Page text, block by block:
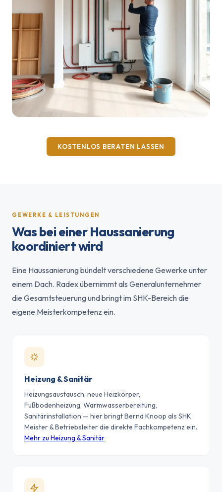
KOSTENLOS BERATEN LASSEN
GEWERKE & LEISTUNGEN
Was bei einer Haussanierung
koordiniert wird
Eine Haussanierung bündelt verschiedene Gewerke unter
einem Dach. Radex übernimmt als Generalunternehmer
die Gesamtsteuerung und bringt im SHK-Bereich die
eigene Meisterkompetenz ein.
Heizung & Sanitär
Heizungsaustausch, neue Heizkörper,
Fußbodenheizung, Warmwasserbereitung,
Sanitärinstallation — hier bringt Bernd Knoop als SHK
Meister & Betriebsleiter die direkte Fachkompetenz ein.
Mehr zu Heizung & Sanitär